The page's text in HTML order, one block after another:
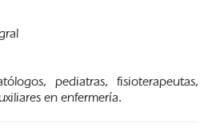
pediatras, fisioterapeutas,
en enfermería.